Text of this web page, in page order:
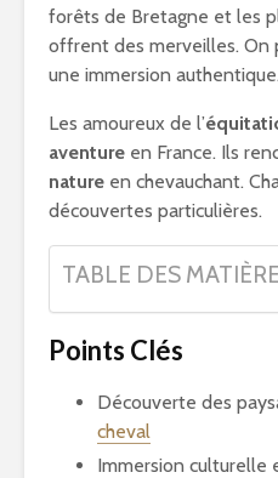
forêts de Bretagne et les
offrent des merveilles. On
une immersion authentique.
Les amoureux de l’
aventure en France. Ils
nature en chevauchant.
découvertes particulières.
TABLE DES
Points Clés
Découverte des
cheval
Immersion culturelle